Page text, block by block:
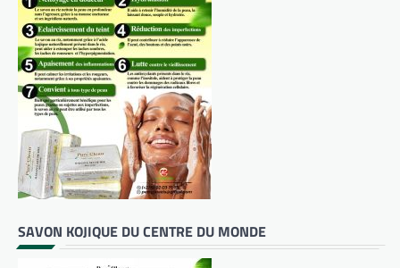
SAVON KOJIQUE DU CENTRE DU MONDE